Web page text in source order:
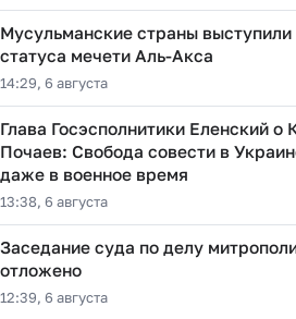
Мусульманские страны выступили
статуса мечети Аль-Акса
14:29, 6 августа
Глава Госэсполнитики Еленский о
Почаев: Свобода совести в
даже в военное время
13:38, 6 августа
Заседание суда по делу
отложено
12:39, 6 августа